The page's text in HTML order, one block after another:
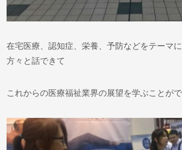
在宅医療、認知症、栄養、予防などをテーマ
方々と話できて
これからの医療福祉業界の展望を学ぶことが